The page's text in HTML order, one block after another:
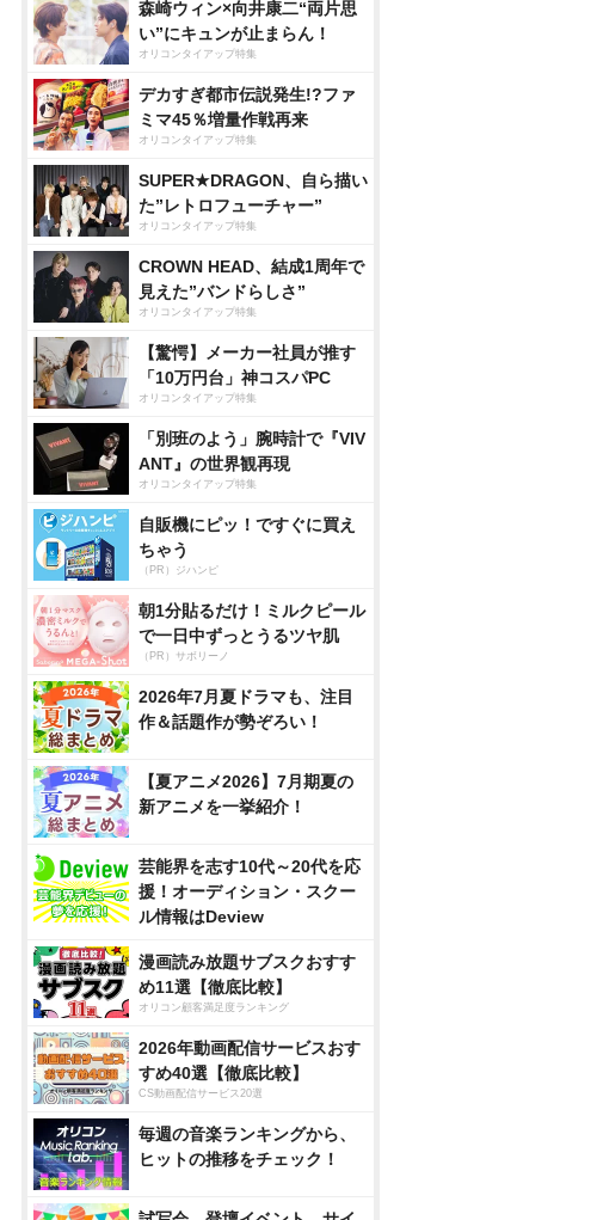
森崎ウィン×向井康二“両片思
い”にキュンが止まらん！
オリコンタイアップ特集
デカすぎ都市伝説発生!?ファ
ミマ45％増量作戦再来
オリコンタイアップ特集
SUPER★DRAGON、自ら描い
た”レトロフューチャー”
オリコンタイアップ特集
CROWN HEAD、結成1周年で
見えた”バンドらしさ”
オリコンタイアップ特集
【驚愕】メーカー社員が推す
「10万円台」神コスパPC
オリコンタイアップ特集
「別班のよう」腕時計で『VIV
ANT』の世界観再現
オリコンタイアップ特集
自販機にピッ！ですぐに買え
ちゃう
（PR）ジハンピ
朝1分貼るだけ！ミルクピール
で一日中ずっとうるツヤ肌
（PR）サボリーノ
2026年7月夏ドラマも、注目
作＆話題作が勢ぞろい！
【夏アニメ2026】7月期夏の
新アニメを一挙紹介！
芸能界を志す10代～20代を応
援！オーディション・スクー
ル情報はDeview
漫画読み放題サブスクおすす
め11選【徹底比較】
オリコン顧客満足度ランキング
2026年動画配信サービスおす
すめ40選【徹底比較】
CS動画配信サービス20選
毎週の音楽ランキングから、
ヒットの推移をチェック！